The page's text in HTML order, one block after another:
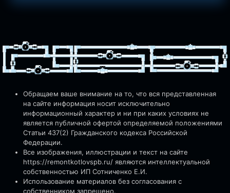
Обращаем ваше внимание на то, что вся представленная
на сайте информация носит исключительно
информационный характер и ни при каких условиях не
является публичной офертой определяемой положениями
Статьи 437(2) Гражданского кодекса Российской
Федерации.
Все изображения, иллюстрации и текст на сайте
https://remontkotlovspb.ru/ являются интеллектуальной
собственностью ИП Сотниченко Е.И.
Использование материалов без согласования с
собственником запрещено.